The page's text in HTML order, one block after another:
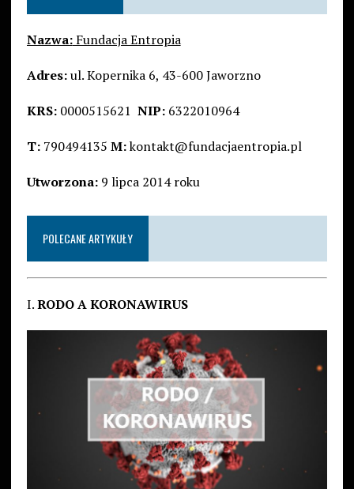
Nazwa:Fundacja Entropia
Adres:ul. Kopernika 6, 43-600 Jaworzno
KRS: 0000515621 NIP: 6322010964
T:790494135 M:kontakt@fundacjaentropia.pl
Utworzona:9 lipca 2014 roku
POLECANE ARTYKUŁY
I.RODO A KORONAWIRUS